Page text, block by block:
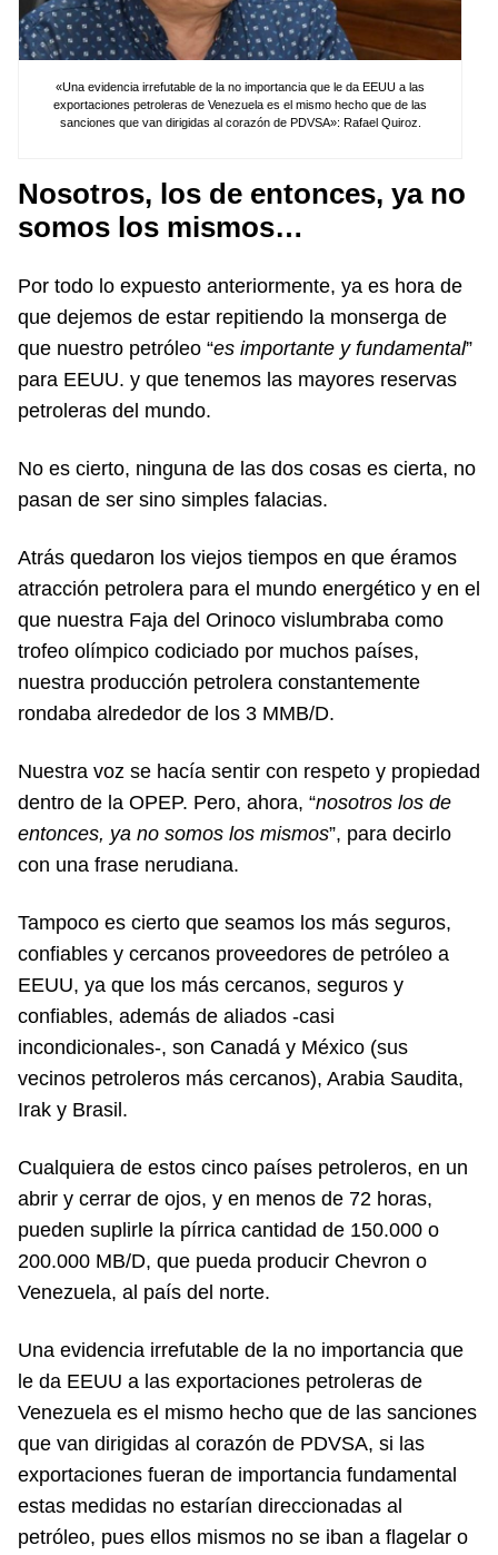
«Una evidencia irrefutable de la no importancia que le da EEUU a las
exportaciones petroleras de Venezuela es el mismo hecho que de las
sanciones que van dirigidas al corazón de PDVSA»: Rafael Quiroz.
Nosotros, los de entonces, ya no
somos los mismos…
Por todo lo expuesto anteriormente, ya es hora de
que dejemos de estar repitiendo la monserga de
que nuestro petróleo “es importante y fundamental”
para EEUU. y que tenemos las mayores reservas
petroleras del mundo.
No es cierto, ninguna de las dos cosas es cierta, no
pasan de ser sino simples falacias.
Atrás quedaron los viejos tiempos en que éramos
atracción petrolera para el mundo energético y en el
que nuestra Faja del Orinoco vislumbraba como
trofeo olímpico codiciado por muchos países,
nuestra producción petrolera constantemente
rondaba alrededor de los 3 MMB/D.
Nuestra voz se hacía sentir con respeto y propiedad
dentro de la OPEP. Pero, ahora, “nosotros los de
entonces, ya no somos los mismos”, para decirlo
con una frase nerudiana.
Tampoco es cierto que seamos los más seguros,
confiables y cercanos proveedores de petróleo a
EEUU, ya que los más cercanos, seguros y
confiables, además de aliados -casi
incondicionales-, son Canadá y México (sus
vecinos petroleros más cercanos), Arabia Saudita,
Irak y Brasil.
Cualquiera de estos cinco países petroleros, en un
abrir y cerrar de ojos, y en menos de 72 horas,
pueden suplirle la pírrica cantidad de 150.000 o
200.000 MB/D, que pueda producir Chevron o
Venezuela, al país del norte.
Una evidencia irrefutable de la no importancia que
le da EEUU a las exportaciones petroleras de
Venezuela es el mismo hecho que de las sanciones
que van dirigidas al corazón de PDVSA, si las
exportaciones fueran de importancia fundamental
estas medidas no estarían direccionadas al
petróleo, pues ellos mismos no se iban a flagelar o